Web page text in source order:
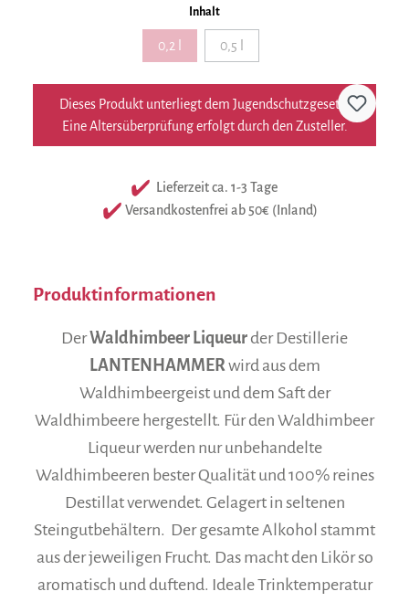
Inhaltauswählen
0,2 l
(Diese Option ist zurzeit nicht verfügbar.)
0,5 l
(Diese Option ist zurzeit nicht
Dieses Produkt unterliegt dem Jugendschutzgesetz.
Eine Altersüberprüfung erfolgt durch den Zusteller.
Lieferzeit ca. 1-3 Tage
Versandkostenfrei ab 50€ (Inland)
Produktinformationen
DerWaldhimbeer Liqueur der Destillerie
LANTENHAMMERwird aus dem
Waldhimbeergeist und dem Saft der
Waldhimbeere hergestellt. Für den Waldhimbeer
Liqueur werden nur unbehandelte
Waldhimbeeren bester Qualität und 100% reines
Destillat verwendet. Gelagert in seltenen
Steingutbehältern. Der gesamte Alkohol stammt
aus der jeweiligen Frucht. Das macht den Likör so
aromatisch und duftend. Ideale Trinktemperatur